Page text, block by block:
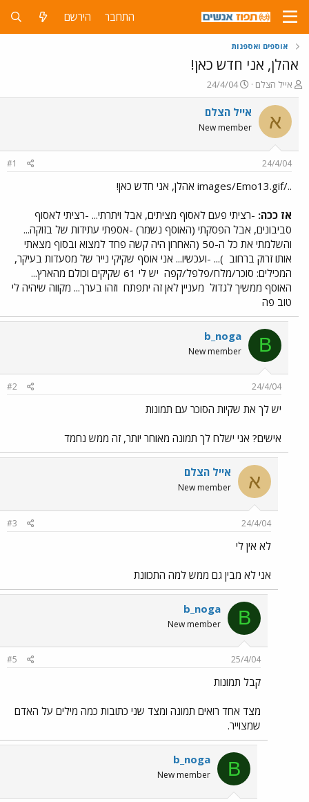
התחבר הירשם
אוספים ואספנות
אהלן, אני חדש כאן!
פ
ו
ת
ח
ה
ש
אייל הצלם
פ
ו
ר
ם
ר
24/4/04
א אייל הצלם
New member
24/4/04
#1
../images/Emo13.gif אהלן, אני חדש כאן!
אז ככה: -רציתי פעם לאסוף מציתים, אבל ויתרתי... -רציתי לאסוף
סביבונים, אבל הפסקתי (האוסף נשמר) -אספתי עתידות של בזוקה...
והשלמתי את כל ה-50 (האחרון היה קשה פחד למצוא ובסוף מצאתי
אותו זרוק ברחוב )... -ועכשיו... אני אוסף שקיקי נייר של מסעדות בעיקר,
המכילים: סוכר/מלח/פלפל/קפה
יש לי 61 שקיקים וכולם מהארץ...
האוסף ממשיך לגדול מעניין לאן זה יתפתח וזהו בערך... מקווה שיהיה לי
טוב פה
B
b_noga
New member
24/4/04
#2
יש לך את שקיות הסוכר עם תמונות
אישים? אני ישלח לך תמונה מאוחר יותר, זה ממש נחמד
א אייל הצלם
New member
24/4/04
#3
לא אין לי
אני לא מבין גם ממש למה התכוונת
B
b_noga
New member
25/4/04
#5
קבל תמונות
מצד אחד רואים תמונה ומצד שני כתובות כמה מילים על האדם
שמצוייר.
B
b_noga
New member